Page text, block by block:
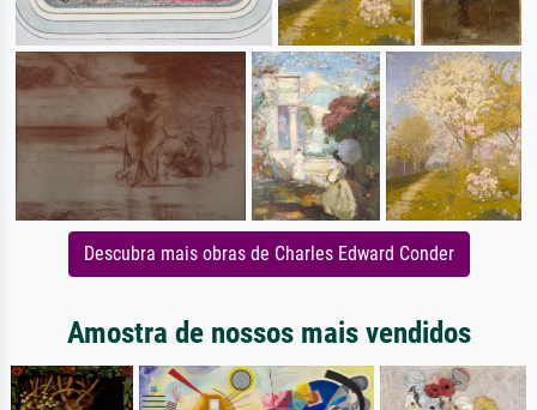
Descubra mais obras de Charles Edward Conder
Amostra de nossos mais vendidos